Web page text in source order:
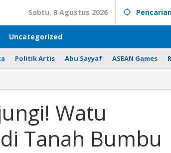
Sabtu, 8 Agustus 2026
Uncategorized
Politik Artis Abu Sayyaf ASEAN Games
Watu
Tanah Bumbu